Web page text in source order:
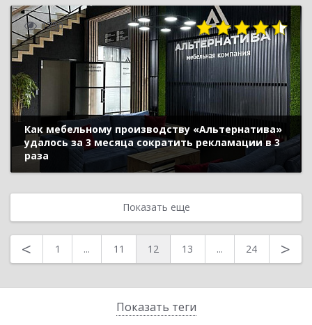
Показать теги
1750
Как мебельному производству «Альтернатива»
удалось за 3 месяца сократить рекламации в 3
раза
Показать еще
< 1 ... 11 12 13 ... 24 >